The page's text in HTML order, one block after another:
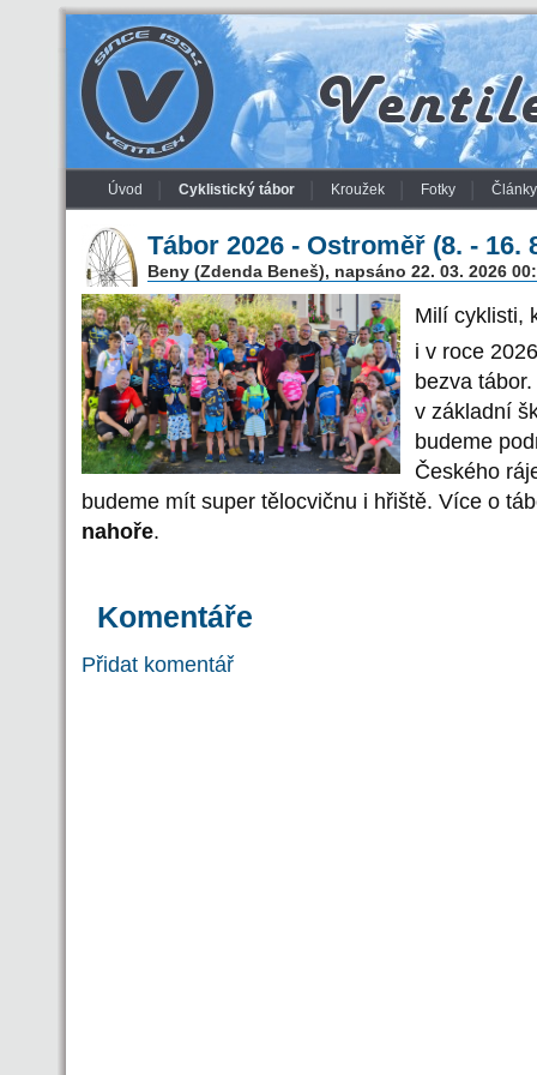
Úvod Cyklistický tábor Kroužek Fotky Články
Tábor 2026 - Ostroměř (8. - 16.
Beny (Zdenda Beneš), napsáno 22. 03. 2026
Milí cyklisti,
i v roce
bezva
v základní
budeme
Českého
budeme mít super tělocvičnu i hřiště. Více o
nahoře.
Komentáře
Přidat komentář